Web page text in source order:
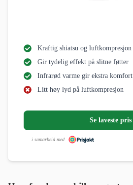
Kraftig shiatsu og luftkompresjon
Gir tydelig effekt på slitne føtter
Infrarød varme gir ekstra komfort
Litt høy lyd på luftkompresjon
Se laveste pris
i samarbeid med